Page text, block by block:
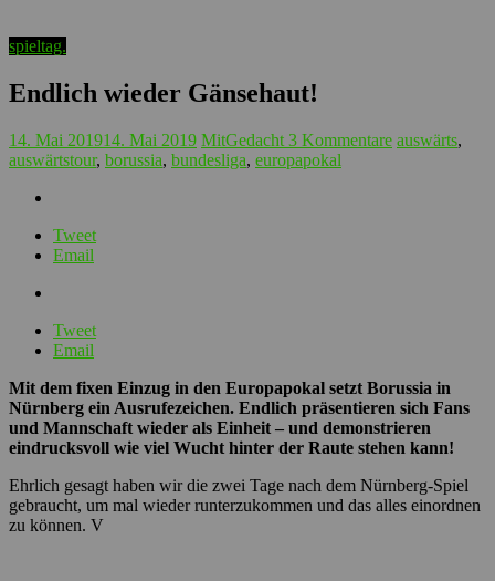
spieltag.
Endlich wieder Gänsehaut!
14. Mai 201914. Mai 2019 MitGedacht 3 Kommentare auswärts,
auswärtstour, borussia, bundesliga, europapokal
Tweet
Email
Tweet
Email
Mit dem fixen Einzug in den Europapokal setzt Borussia in
Nürnberg ein Ausrufezeichen. Endlich präsentieren sich Fans
und Mannschaft wieder als Einheit – und demonstrieren
eindrucksvoll wie viel Wucht hinter der Raute stehen kann!
Ehrlich gesagt haben wir die zwei Tage nach dem Nürnberg-Spiel
gebraucht, um mal wieder runterzukommen und das alles einordnen
zu können. V